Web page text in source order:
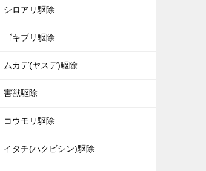
シロアリ駆除
ゴキブリ駆除
ムカデ(ヤスデ)駆除
害獣駆除
コウモリ駆除
イタチ(ハクビシン)駆除